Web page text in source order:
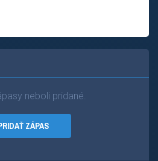
neboli pridané.
ZÁPAS